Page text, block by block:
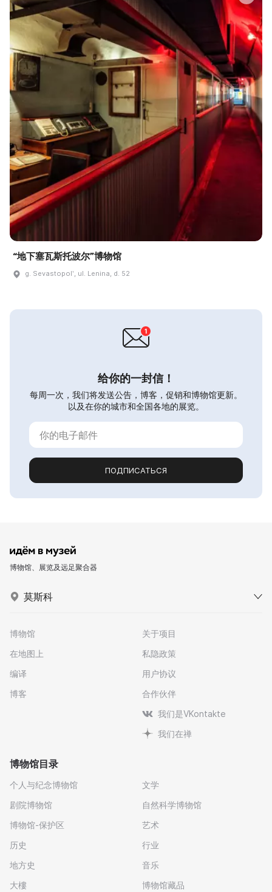
“地下塞瓦斯托波尔”博物馆
g. Sevastopolʹ, ul. Lenina, d. 52
给你的一封信！
每周一次，我们将发送公告，博客，促销和博物馆更新。
以及在你的城市和全国各地的展览。
ПОДПИСАТЬСЯ
博物馆、展览及远足聚合器
莫斯科
博物馆
在地图上
编译
博客
关于项目
私隐政策
用户协议
合作伙伴
我们是VKontakte
我们在禅
博物馆目录
个人与纪念博物馆
剧院博物馆
博物馆-保护区
历史
地方史
大樓
文学
自然科学博物馆
艺术
行业
音乐
博物馆藏品